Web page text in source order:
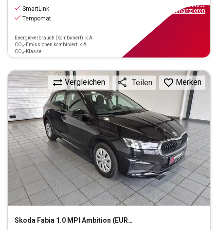
SmartLink
Tempomat
Energieverbrauch (kombiniert): k.A.
CO₂-Emissionen kombiniert: k.A.
CO₂-Klasse:
inkl.MwSt.
finanzieren
Skoda Fabia 1.0 MPI Ambition (EURO 6d)
Vergleichen Teilen Merken